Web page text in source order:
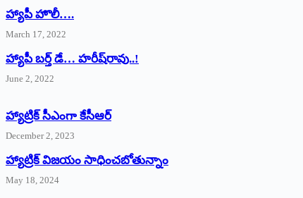
హ్యాపీ హొలీ….
March 17, 2022
హ్యాపీ బర్త్ ‌డే… హరీష్‌రావు..!
June 2, 2022
హ్యాట్రిక్‌ ‌సీఎంగా కేసీఆర్‌
December 2, 2023
హ్యాట్రిక్‌ విజయం సాధించబోతున్నాం
May 18, 2024